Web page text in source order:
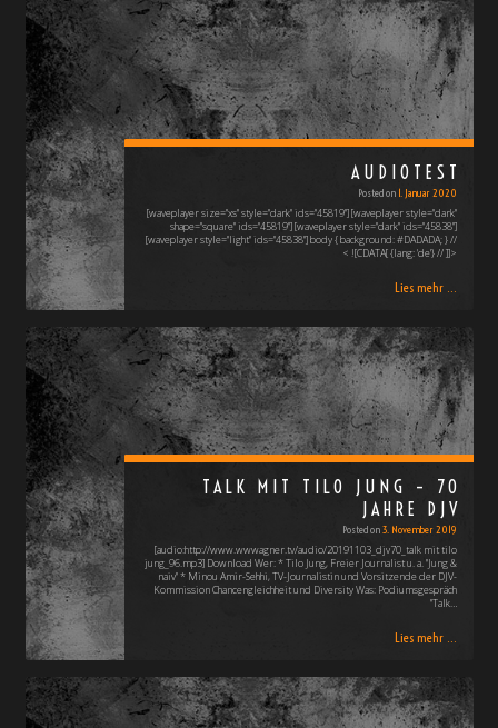
AUDIOTEST
Posted on 1. Januar 2020
[waveplayer size="xs" style="dark" ids="45819"] [waveplayer style="dark"
shape="square" ids="45819"] [waveplayer style="dark" ids="45838"]
[waveplayer style="light" ids="45838"] body { background: #DADADA; } //
< ![CDATA[ {lang: 'de'} // ]]>
Lies mehr ...
TALK MIT TILO JUNG – 70
JAHRE DJV
Posted on3. November 2019
[audio:http://www.wwwagner.tv/audio/20191103_djv70_talk mit tilo
jung_96.mp3] Download Wer: * Tilo Jung, Freier Journalist u. a. "Jung &
naiv" * Minou Amir-Sehhi, TV-Journalistin und Vorsitzende der DJV-
Kommission Chancengleichheit und Diversity Was: Podiumsgespräch
"Talk…
Lies mehr ...